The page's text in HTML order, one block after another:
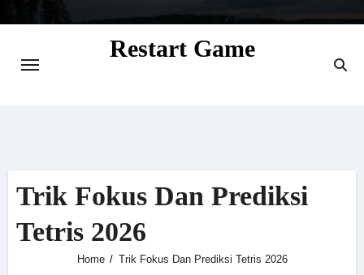
Restart Game
Trik Fokus Dan Prediksi
Tetris 2026
Home Trik Fokus Dan Prediksi Tetris 2026